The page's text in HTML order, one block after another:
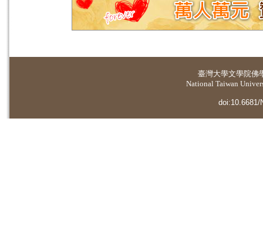
臺灣大學文學院佛
National Taiwan
doi:10.6681/